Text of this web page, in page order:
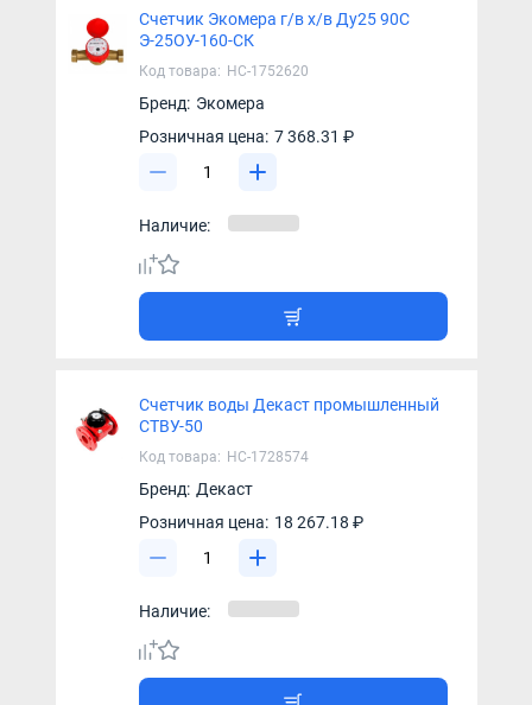
Счетчик Экомера г/в х/в Ду25 90С
Э-25ОУ-160-СК
Код товара: НС-1752620
Бренд: Экомера
Розничная цена: 7 368.31 ₽
Наличие:
Счетчик воды Декаст промышленный
СТВУ-50
Код товара: НС-1728574
Бренд: Декаст
Розничная цена: 18 267.18 ₽
Наличие: